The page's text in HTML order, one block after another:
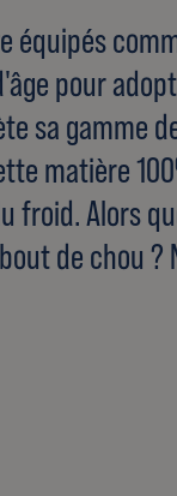
équipés
pour
sa gamme
matière
froid. Alors
de chou ?